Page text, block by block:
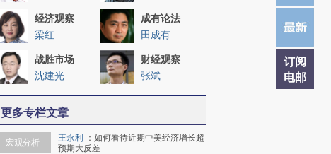
订阅
电邮
经济观察
梁红
成有论法
田成有
战胜市场
沈建光
财经观察
张斌
更多专栏文章
宏观分析 王永利 ： 如何看待近期中美经济增长超
预期大反差